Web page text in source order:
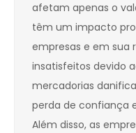
afetam apenas o
têm um impacto
empresas e em sua
insatisfeitos devido
mercadorias
perda de confiança
Além disso, as